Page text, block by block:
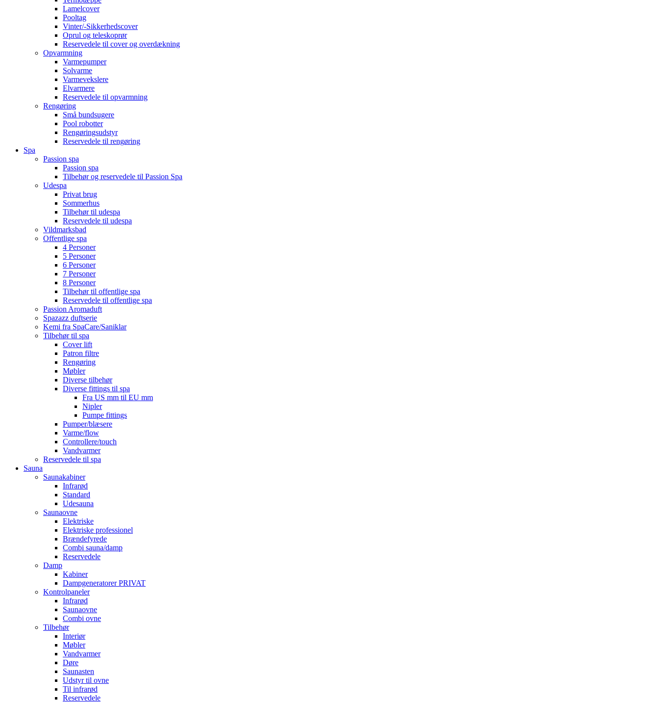
Lamelcover
Pooltag
Vinter/-Sikkerhedscover
Oprul og teleskoprør
Reservedele til cover og overdækning
Opvarmning
Varmepumper
Solvarme
Varmevekslere
Elvarmere
Reservedele til opvarmning
Rengøring
Små bundsugere
Pool robotter
Rengøringsudstyr
Reservedele til rengøring
Spa
Passion spa
Passion spa
Tilbehør og reservedele til Passion Spa
Udespa
Privat brug
Sommerhus
Tilbehør til udespa
Reservedele til udespa
Vildmarksbad
Offentlige spa
4 Personer
5 Personer
6 Personer
7 Personer
8 Personer
Tilbehør til offentlige spa
Reservedele til offentlige spa
Passion Aromaduft
Spazazz duftserie
Kemi fra SpaCare/Saniklar
Tilbehør til spa
Cover lift
Patron filtre
Rengøring
Møbler
Diverse tilbehør
Diverse fittings til spa
Fra US mm til EU mm
Nipler
Pumpe fittings
Pumper/blæsere
Varme/flow
Controllere/touch
Vandvarmer
Reservedele til spa
Sauna
Saunakabiner
Infrarød
Standard
Udesauna
Saunaovne
Elektriske
Elektriske professionel
Brændefyrede
Combi sauna/damp
Reservedele
Damp
Kabiner
Dampgeneratorer PRIVAT
Kontrolpaneler
Infrarød
Saunaovne
Combi ovne
Tilbehør
Interiør
Møbler
Vandvarmer
Døre
Saunasten
Udstyr til ovne
Til infrarød
Reservedele